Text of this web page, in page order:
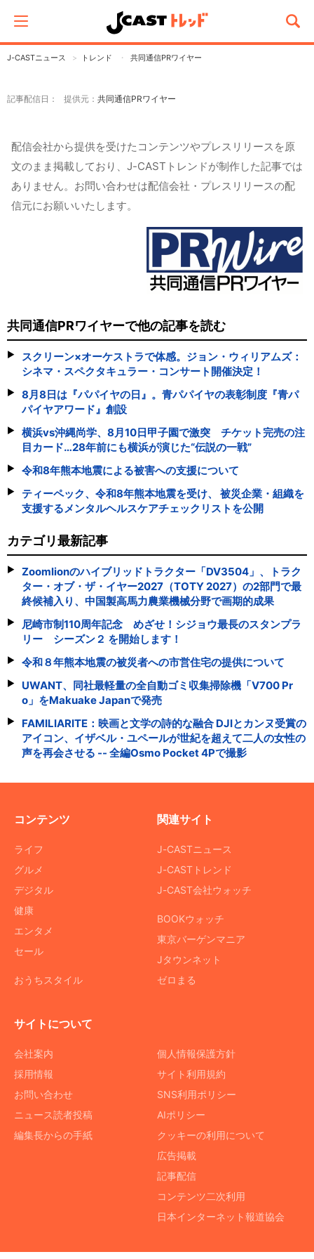
J-CASTニュース トレンド 共同通信PRワイヤー
記事配信日： 提供元： 共同通信PRワイヤー
配信会社から提供を受けたコンテンツやプレスリリースを原
文のまま掲載しており、J-CASTトレンドが制作した記事では
ありません。お問い合わせは配信会社・プレスリリースの配
信元にお願いいたします。
共同通信PRワイヤーで他の記事を読む
スクリーン×オーケストラで体感。ジョン・ウィリアムズ：
シネマ・スペクタキュラー・コンサート開催決定！
8月8日は『パパイヤの日』。青パパイヤの表彰制度『青パ
パイヤアワード』創設
横浜vs沖縄尚学、8月10日甲子園で激突 チケット完売の注
目カード…28年前にも横浜が演じた“伝説の一戦”
令和8年熊本地震による被害への支援について
ティーペック、令和8年熊本地震を受け、 被災企業・組織を
支援するメンタルヘルスケアチェックリストを公開
カテゴリ最新記事
Zoomlionのハイブリッドトラクター「DV3504」、トラク
ター・オブ・ザ・イヤー2027（TOTY 2027）の2部門で最
終候補入り、中国製高馬力農業機械分野で画期的成果
尼崎市制110周年記念 めざせ！シジョウ最長のスタンプラ
リー シーズン２ を開始します！
令和８年熊本地震の被災者への市営住宅の提供について
UWANT、同社最軽量の全自動ゴミ収集掃除機「V700 Pr
o」をMakuake Japanで発売
FAMILIARITE：映画と文学の詩的な融合 DJIとカンヌ受賞の
アイコン、イザベル・ユペールが世紀を超えて二人の女性の
声を再会させる -- 全編Osmo Pocket 4Pで撮影
コンテンツ
ライフ
グルメ
デジタル
健康
エンタメ
セール
おうちスタイル
関連サイト
J-CASTニュース
J-CASTトレンド
J-CAST会社ウォッチ
BOOKウォッチ
東京バーゲンマニア
Jタウンネット
ゼロまる
サイトについて
会社案内
採用情報
お問い合わせ
ニュース読者投稿
編集長からの手紙
個人情報保護方針
サイト利用規約
SNS利用ポリシー
AIポリシー
クッキーの利用について
広告掲載
記事配信
コンテンツ二次利用
日本インターネット報道協会